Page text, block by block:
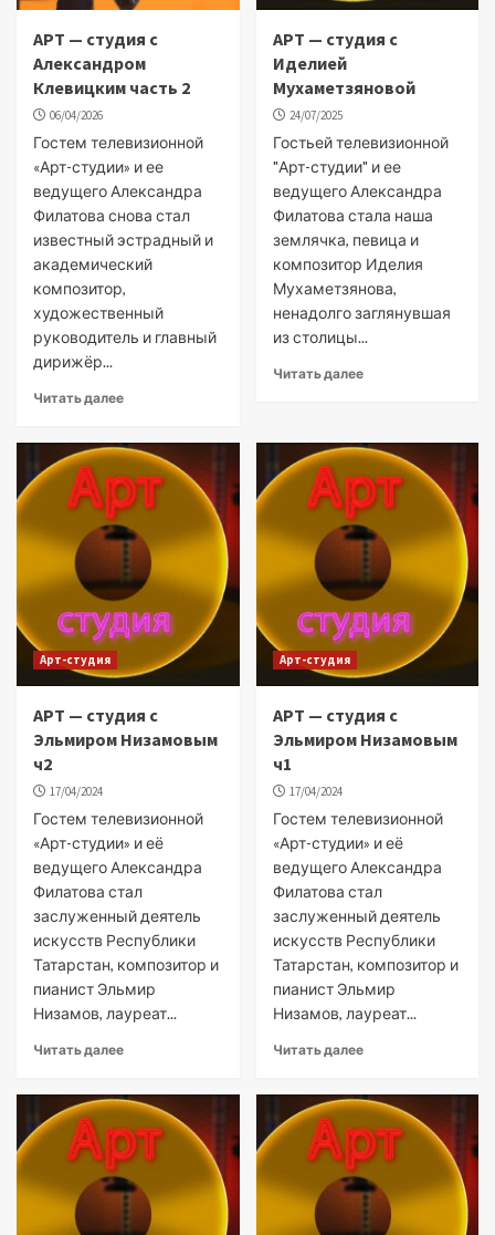
АРТ — студия с
Александром
Клевицким часть 2
06/04/2026
Гостем телевизионной
«Арт-студии» и ее
ведущего Александра
Филатова снова стал
известный эстрадный и
академический
композитор,
художественный
руководитель и главный
дирижёр...
Читать далее
АРТ — студия с
Иделией
Мухаметзяновой
24/07/2025
Гостьей телевизионной
"Арт-студии" и ее
ведущего Александра
Филатова стала наша
землячка, певица и
композитор Иделия
Мухаметзянова,
ненадолго заглянувшая
из столицы...
Читать далее
Арт-студия
АРТ — студия с
Эльмиром Низамовым
ч2
17/04/2024
Гостем телевизионной
«Арт-студии» и её
ведущего Александра
Филатова стал
заслуженный деятель
искусств Республики
Татарстан, композитор и
пианист Эльмир
Низамов, лауреат...
Читать далее
Арт-студия
АРТ — студия с
Эльмиром Низамовым
ч1
17/04/2024
Гостем телевизионной
«Арт-студии» и её
ведущего Александра
Филатова стал
заслуженный деятель
искусств Республики
Татарстан, композитор и
пианист Эльмир
Низамов, лауреат...
Читать далее